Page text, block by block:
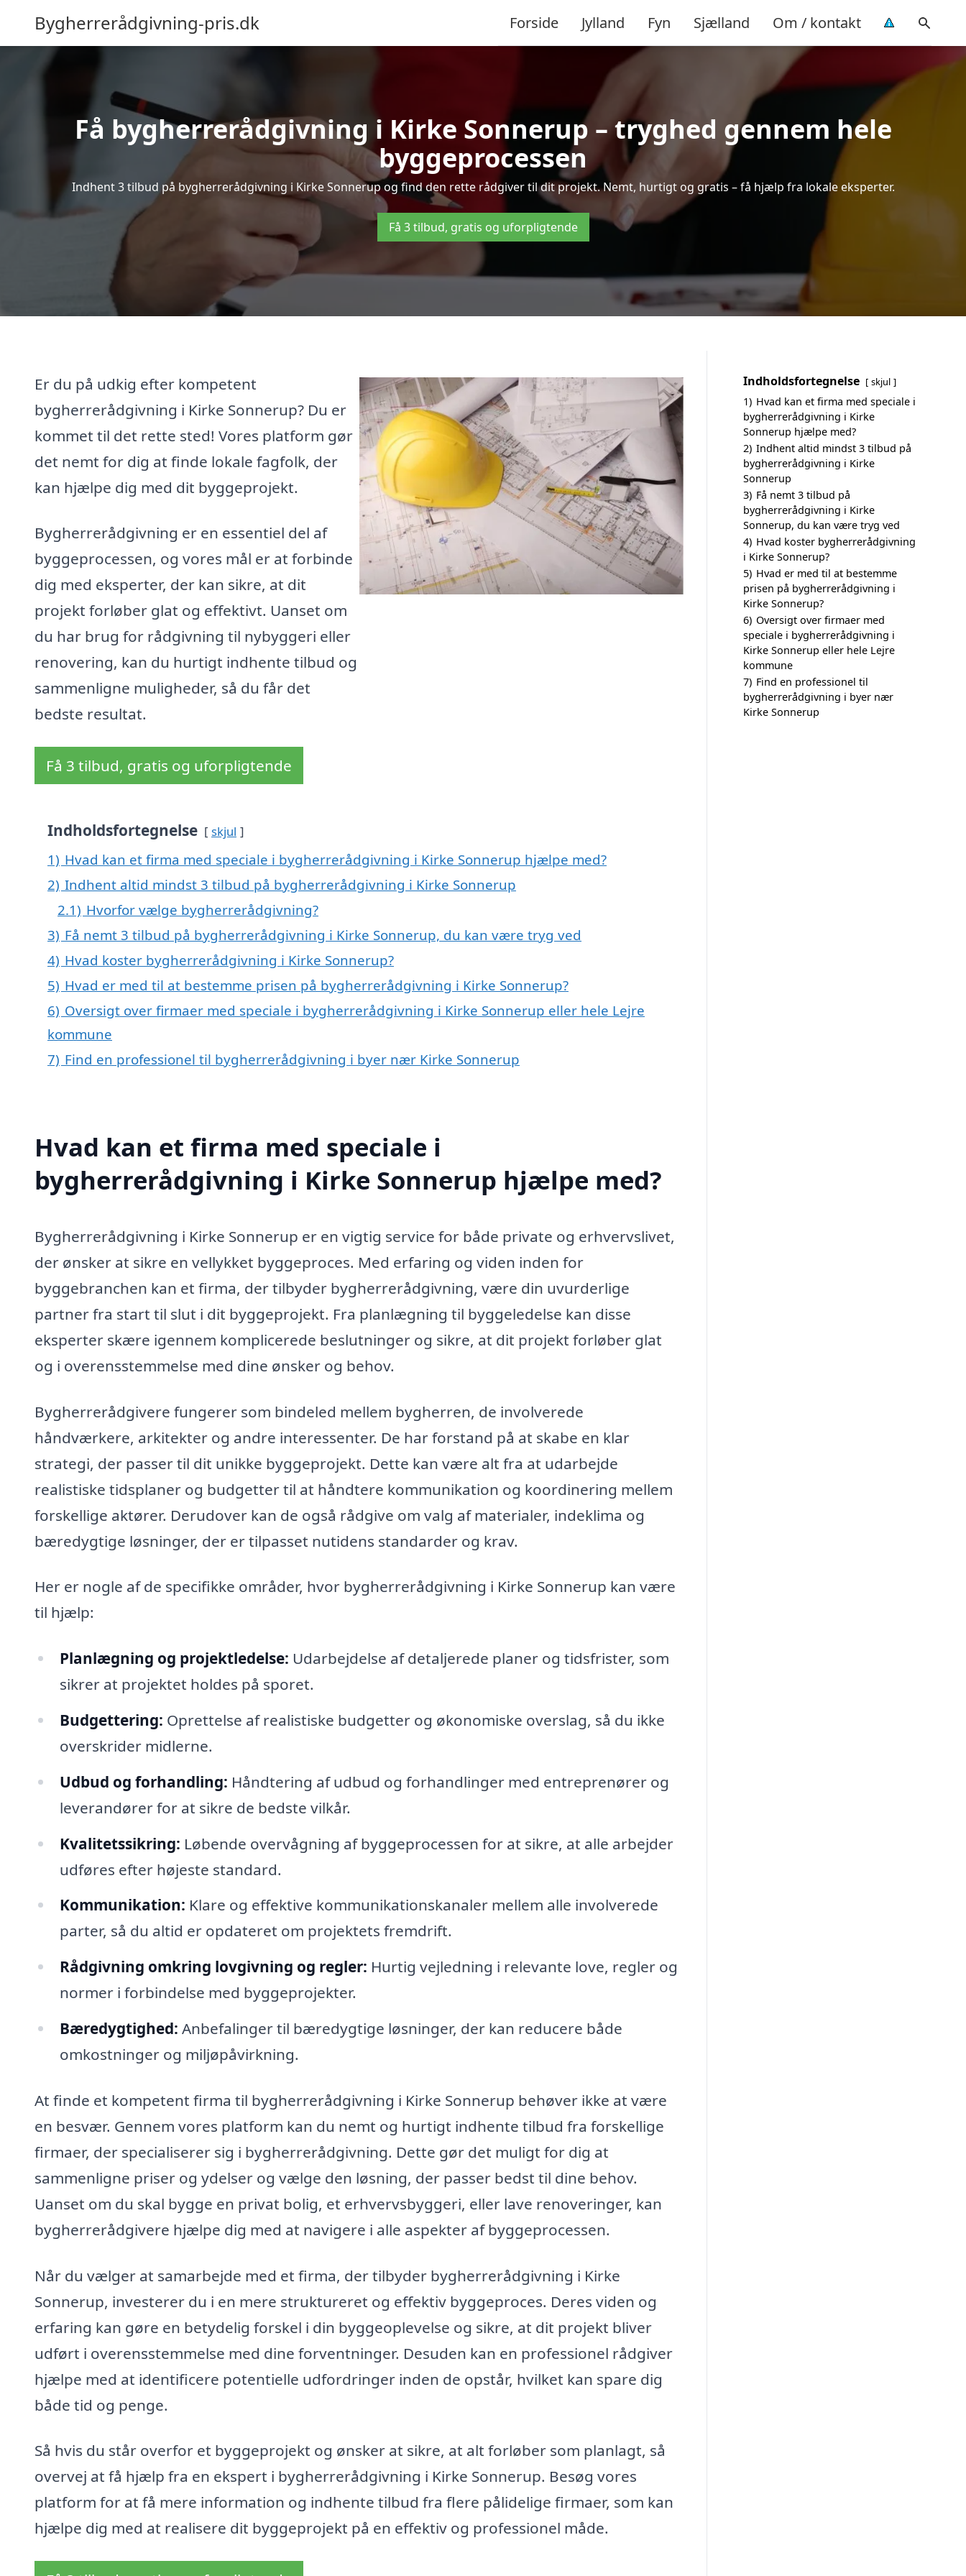
Bygherrerådgivning-pris.dk Forside Jylland Fyn Sjælland Om / kontakt
Få bygherrerådgivning i Kirke Sonnerup – tryghed gennem hele
byggeprocessen
Indhent 3 tilbud på bygherrerådgivning i Kirke Sonnerup og find den rette rådgiver til dit projekt. Nemt, hurtigt og gratis – få hjælp fra lokale eksperter.
Få 3 tilbud, gratis og uforpligtende
Er du på udkig efter kompetent
bygherrerådgivning i Kirke Sonnerup? Du er
kommet til det rette sted! Vores platform gør
det nemt for dig at finde lokale fagfolk, der
kan hjælpe dig med dit byggeprojekt.
Bygherrerådgivning er en essentiel del af
byggeprocessen, og vores mål er at forbinde
dig med eksperter, der kan sikre, at dit
projekt forløber glat og effektivt. Uanset om
du har brug for rådgivning til nybyggeri eller
renovering, kan du hurtigt indhente tilbud og
sammenligne muligheder, så du får det
bedste resultat.
Få 3 tilbud, gratis og uforpligtende
Indholdsfortegnelse skjul
1) Hvad kan et firma med speciale i bygherrerådgivning i Kirke Sonnerup hjælpe med?
2) Indhent altid mindst 3 tilbud på bygherrerådgivning i Kirke Sonnerup
2.1) Hvorfor vælge bygherrerådgivning?
3) Få nemt 3 tilbud på bygherrerådgivning i Kirke Sonnerup, du kan være tryg ved
4) Hvad koster bygherrerådgivning i Kirke Sonnerup?
5) Hvad er med til at bestemme prisen på bygherrerådgivning i Kirke Sonnerup?
6) Oversigt over firmaer med speciale i bygherrerådgivning i Kirke Sonnerup eller hele Lejre
kommune
7) Find en professionel til bygherrerådgivning i byer nær Kirke Sonnerup
Hvad kan et firma med speciale i
bygherrerådgivning i Kirke Sonnerup hjælpe med?
Bygherrerådgivning i Kirke Sonnerup er en vigtig service for både private og erhvervslivet,
der ønsker at sikre en vellykket byggeproces. Med erfaring og viden inden for
byggebranchen kan et firma, der tilbyder bygherrerådgivning, være din uvurderlige
partner fra start til slut i dit byggeprojekt. Fra planlægning til byggeledelse kan disse
eksperter skære igennem komplicerede beslutninger og sikre, at dit projekt forløber glat
og i overensstemmelse med dine ønsker og behov.
Bygherrerådgivere fungerer som bindeled mellem bygherren, de involverede
håndværkere, arkitekter og andre interessenter. De har forstand på at skabe en klar
strategi, der passer til dit unikke byggeprojekt. Dette kan være alt fra at udarbejde
realistiske tidsplaner og budgetter til at håndtere kommunikation og koordinering mellem
forskellige aktører. Derudover kan de også rådgive om valg af materialer, indeklima og
bæredygtige løsninger, der er tilpasset nutidens standarder og krav.
Her er nogle af de specifikke områder, hvor bygherrerådgivning i Kirke Sonnerup kan være
til hjælp:
Planlægning og projektledelse: Udarbejdelse af detaljerede planer og tidsfrister, som
sikrer at projektet holdes på sporet.
Budgettering: Oprettelse af realistiske budgetter og økonomiske overslag, så du ikke
overskrider midlerne.
Udbud og forhandling: Håndtering af udbud og forhandlinger med entreprenører og
leverandører for at sikre de bedste vilkår.
Kvalitetssikring: Løbende overvågning af byggeprocessen for at sikre, at alle arbejder
udføres efter højeste standard.
Kommunikation: Klare og effektive kommunikationskanaler mellem alle involverede
parter, så du altid er opdateret om projektets fremdrift.
Rådgivning omkring lovgivning og regler: Hurtig vejledning i relevante love, regler og
normer i forbindelse med byggeprojekter.
Bæredygtighed: Anbefalinger til bæredygtige løsninger, der kan reducere både
omkostninger og miljøpåvirkning.
At finde et kompetent firma til bygherrerådgivning i Kirke Sonnerup behøver ikke at være
en besvær. Gennem vores platform kan du nemt og hurtigt indhente tilbud fra forskellige
firmaer, der specialiserer sig i bygherrerådgivning. Dette gør det muligt for dig at
sammenligne priser og ydelser og vælge den løsning, der passer bedst til dine behov.
Uanset om du skal bygge en privat bolig, et erhvervsbyggeri, eller lave renoveringer, kan
bygherrerådgivere hjælpe dig med at navigere i alle aspekter af byggeprocessen.
Når du vælger at samarbejde med et firma, der tilbyder bygherrerådgivning i Kirke
Sonnerup, investerer du i en mere struktureret og effektiv byggeproces. Deres viden og
erfaring kan gøre en betydelig forskel i din byggeoplevelse og sikre, at dit projekt bliver
udført i overensstemmelse med dine forventninger. Desuden kan en professionel rådgiver
hjælpe med at identificere potentielle udfordringer inden de opstår, hvilket kan spare dig
både tid og penge.
Så hvis du står overfor et byggeprojekt og ønsker at sikre, at alt forløber som planlagt, så
overvej at få hjælp fra en ekspert i bygherrerådgivning i Kirke Sonnerup. Besøg vores
platform for at få mere information og indhente tilbud fra flere pålidelige firmaer, som kan
hjælpe dig med at realisere dit byggeprojekt på en effektiv og professionel måde.
Indholdsfortegnelse skjul
1) Hvad kan et firma med speciale i
bygherrerådgivning i Kirke
Sonnerup hjælpe med?
2) Indhent altid mindst 3 tilbud på
bygherrerådgivning i Kirke
Sonnerup
3) Få nemt 3 tilbud på
bygherrerådgivning i Kirke
Sonnerup, du kan være tryg ved
4) Hvad koster bygherrerådgivning
i Kirke Sonnerup?
5) Hvad er med til at bestemme
prisen på bygherrerådgivning i
Kirke Sonnerup?
6) Oversigt over firmaer med
speciale i bygherrerådgivning i
Kirke Sonnerup eller hele Lejre
kommune
7) Find en professionel til
bygherrerådgivning i byer nær
Kirke Sonnerup